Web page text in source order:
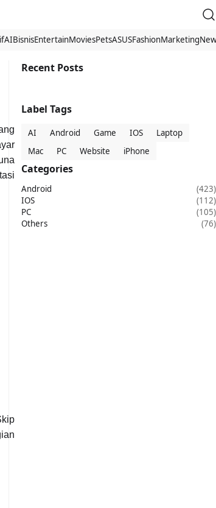
AIBisnisEntertainMoviesPetsASUSFashionMarketing
Recent Posts
Label Tags
AI Android Game IOS
Laptop
Mac
PC Website iPhone
Categories
Android
(423)
IOS
(112)
PC
(105)
Others
(76)